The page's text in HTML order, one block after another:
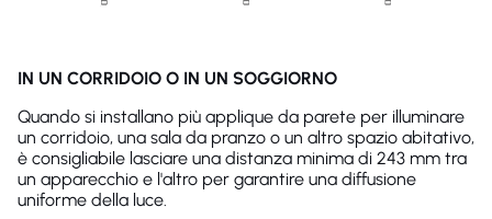
IN UN CORRIDOIO O IN UN SOGGIORNO
Quando si installano più applique da parete per illuminare
un corridoio, una sala da pranzo o un altro spazio abitativo,
è consigliabile lasciare una distanza minima di 243 mm tra
un apparecchio e l'altro per garantire una diffusione
uniforme della luce.